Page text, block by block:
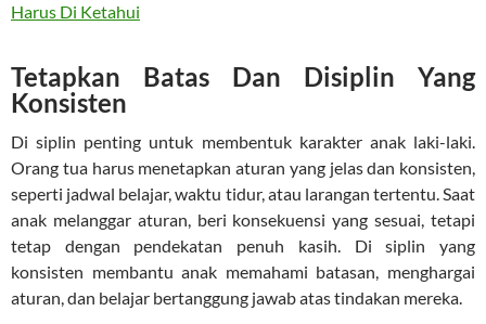
Harus Di Ketahui
Tetapkan Batas Dan Disiplin Yang
Konsisten
Di siplin penting untuk membentuk karakter anak laki-laki.
Orang tua harus menetapkan aturan yang jelas dan konsisten,
seperti jadwal belajar, waktu tidur, atau larangan tertentu. Saat
anak melanggar aturan, beri konsekuensi yang sesuai, tetapi
tetap dengan pendekatan penuh kasih. Di siplin yang
konsisten membantu anak memahami batasan, menghargai
aturan, dan belajar bertanggung jawab atas tindakan mereka.